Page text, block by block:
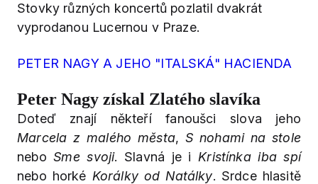
Stovky různých koncertů pozlatil dvakrát
vyprodanou Lucernou v Praze.
PETER NAGY A JEHO "ITALSKÁ" HACIENDA
Peter Nagy získal Zlatého slavíka
Doteď znají někteří fanoušci slova jeho
Marcela z malého města, S nohami na stole
neboSme svoji. Slavná je i Kristínka iba spí
nebo horké Korálky od Natálky. Srdce hlasitě